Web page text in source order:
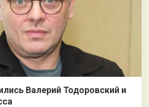
Валерий Тодоровский и